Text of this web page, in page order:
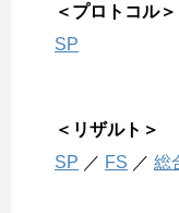
＜プロトコル＞
SP
＜リザルト＞
SP ／ FS ／ 総